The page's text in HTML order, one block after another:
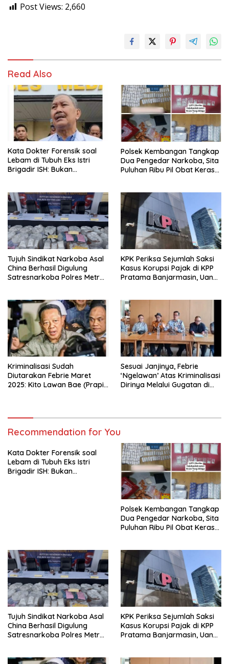
Post Views: 2,660
Read Also
Kata Dokter Forensik soal
Lebam di Tubuh Eks Istri
Brigadir ISH: Bukan
Polsek Kembangan Tangkap
Dua Pengedar Narkoba, Sita
Puluhan Ribu Pil Obat Keras
Tujuh Sindikat Narkoba Asal
China Berhasil Digulung
Satresnarkoba Polres Metro
KPK Periksa Sejumlah Saksi
Kasus Korupsi Pajak di KPP
Pratama Banjarmasin, Uang
Kriminalisasi Sudah
Diutarakan Febrie Maret
2025: Kito Lawan Bae (Prapid
Sesuai Janjinya, Febrie
‘Ngelawan’ Atas Kriminalisasi
Dirinya Melalui Gugatan di
Recommendation for You
Kata Dokter Forensik soal
Lebam di Tubuh Eks Istri
Brigadir ISH: Bukan
Polsek Kembangan Tangkap
Dua Pengedar Narkoba, Sita
Puluhan Ribu Pil Obat Keras
Tujuh Sindikat Narkoba Asal
China Berhasil Digulung
Satresnarkoba Polres Metro
KPK Periksa Sejumlah Saksi
Kasus Korupsi Pajak di KPP
Pratama Banjarmasin, Uang